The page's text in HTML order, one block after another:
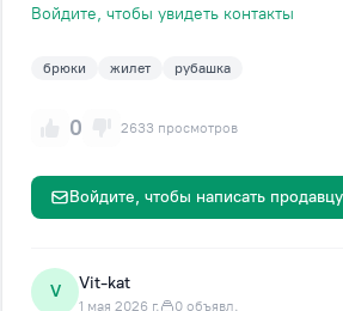
Войдите, чтобы увидеть контакты
брюки жилет рубашка
0 2633 просмотров
Войдите, чтобы написать продавцу
V Vit-kat
1 мая 2026 г. 0 объявл.